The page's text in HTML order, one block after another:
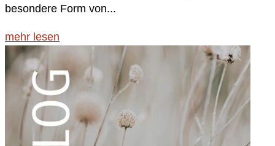
besondere Form von...
mehr lesen